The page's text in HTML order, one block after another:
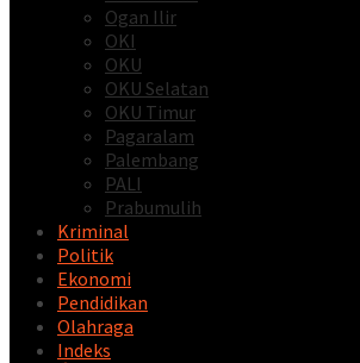
Ogan Ilir
OKI
OKU
OKU Selatan
OKU Timur
Pagaralam
Palembang
PALI
Prabumulih
Kriminal
Politik
Ekonomi
Pendidikan
Olahraga
Indeks